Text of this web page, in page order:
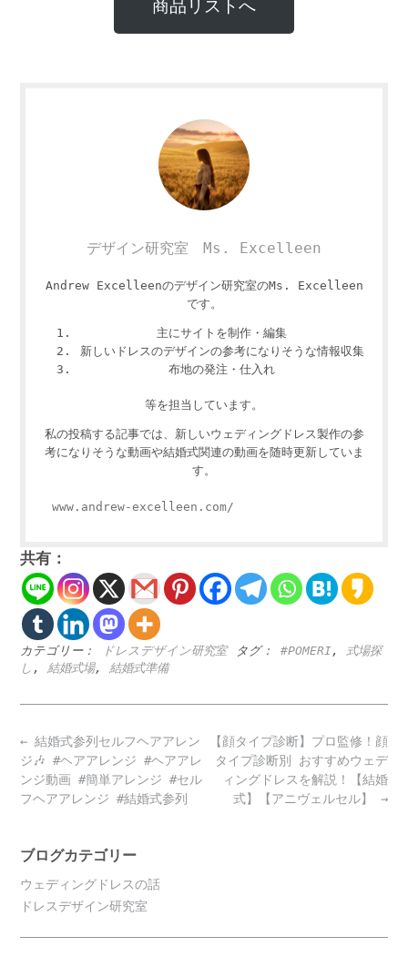
商品リストへ
デザイン研究室 Ms. Excelleen
Andrew Excelleenのデザイン研究室のMs. Excelleen
です。
主にサイトを制作・編集
新しいドレスのデザインの参考になりそうな情報収集
布地の発注・仕入れ
等を担当しています。
私の投稿する記事では、新しいウェディングドレス製作の参
考になりそうな動画や結婚式関連の動画を随時更新していま
す。
www.andrew-excelleen.com/
共有：
カテゴリー： ドレスデザイン研究室 タグ： #POMERI, 式場探
し , 結婚式場, 結婚式準備
Post
navigation
【顔タイプ診断】プロ監修！顔
タイプ診断別 おすすめウェデ
ィングドレスを解説！【結婚
式】【アニヴェルセル】 →
← 結婚式参列セルフヘアアレン
ジ🎶 #ヘアアレンジ #ヘアアレ
ンジ動画 #簡単アレンジ #セル
フヘアアレンジ #結婚式参列
ブログカテゴリー
ウェディングドレスの話
ドレスデザイン研究室